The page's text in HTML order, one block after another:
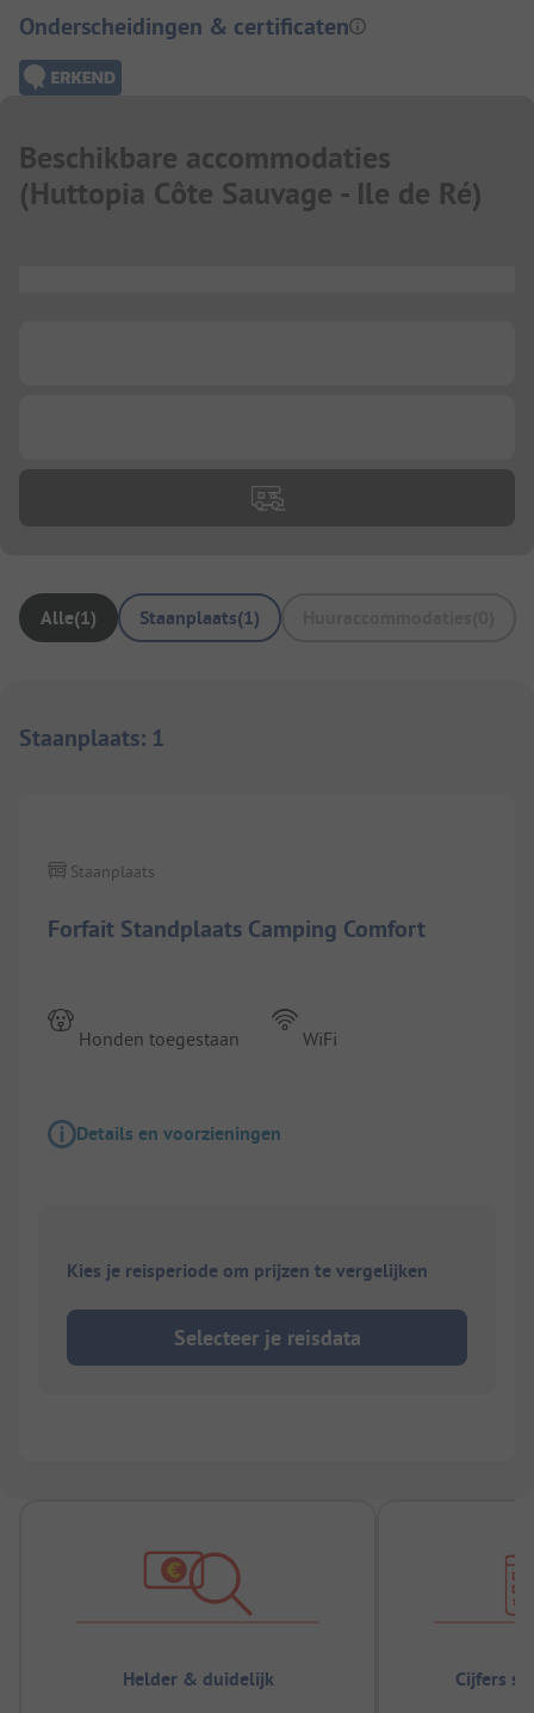
Onderscheidingen & certificaten
Beschikbare accommodaties
(Huttopia Côte Sauvage - Ile de Ré)
Alle(1) Staanplaats(1)
Staanplaats: 1
Forfait Standplaats Camping Comfort
Staanplaats
Honden toegestaan WiFi
Details en voorzieningen
Kies je reisperiode om prijzen te vergelijken
Selecteer je reisdata
Helder & duidelijk Cijfers